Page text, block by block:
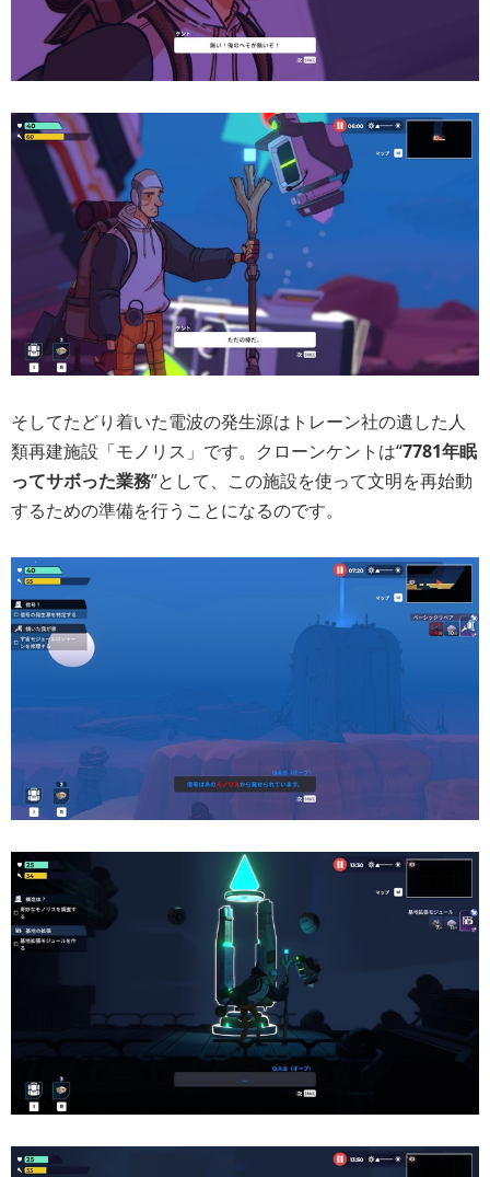
そしてたどり着いた電波の発生源はトレーン社の遺した人
類再建施設「モノリス」です。クローンケントは“7781年眠
ってサボった業務”として、この施設を使って文明を再始動
するための準備を行うことになるのです。